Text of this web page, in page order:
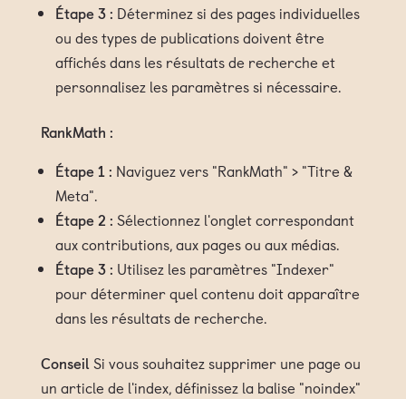
Étape 3 : Déterminez si des pages individuelles
ou des types de publications doivent être
affichés dans les résultats de recherche et
personnalisez les paramètres si nécessaire.
RankMath :
Étape 1 : Naviguez vers "RankMath" > "Titre &
Meta".
Étape 2 : Sélectionnez l'onglet correspondant
aux contributions, aux pages ou aux médias.
Étape 3 : Utilisez les paramètres "Indexer"
pour déterminer quel contenu doit apparaître
dans les résultats de recherche.
Conseil Si vous souhaitez supprimer une page ou
un article de l'index, définissez la balise "noindex"